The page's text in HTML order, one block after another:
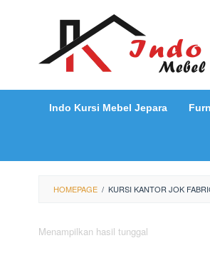
Indo Kursi Mebel Jepara
HOMEPAGE / KURSI KANTOR JOK
Menampilkan hasil tunggal